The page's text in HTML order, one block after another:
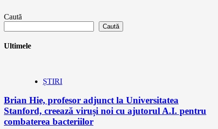
Caută
Caută
Ultimele
ȘTIRI
Brian Hie, profesor adjunct la Universitatea
Stanford, creează viruși noi cu ajutorul A.I. pentru
combaterea bacteriilor